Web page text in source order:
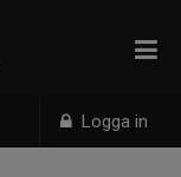
Logga in